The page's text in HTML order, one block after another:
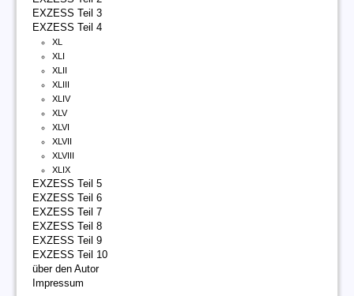
EXZESS Teil 3
EXZESS Teil 4
XL
XLI
XLII
XLIII
XLIV
XLV
XLVI
XLVII
XLVIII
XLIX
EXZESS Teil 5
EXZESS Teil 6
EXZESS Teil 7
EXZESS Teil 8
EXZESS Teil 9
EXZESS Teil 10
über den Autor
Impressum